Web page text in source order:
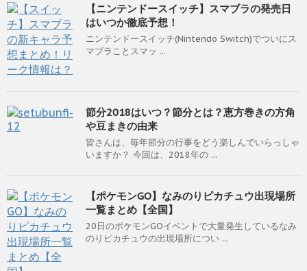
【ニンテンドースイッチ】スマブラの発売日
はいつか徹底予想！
ニンテンドースイッチ(Nintendo Switch)でついにス
マブラことスマッ ...
節分2018はいつ？節分とは？恵方巻きの方角
や豆まきの由来
皆さんは、毎年節分の行事をどう楽しんでいらっしゃ
いますか？ 今回は、2018年の ...
【ポケモンGO】なみのりピカチュウ出現場所
一覧まとめ【全国】
20日のポケモンGOイベントで大量発生しているなみ
のりピカチュウの出現場所につい ...